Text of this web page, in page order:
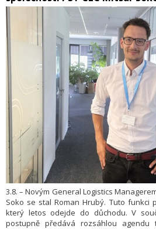
3.8. – Novým General Logistics
Soko se stal Roman Hrubý. Tuto funkci
který letos odejde do důchodu. V
postupně předává rozsáhlou